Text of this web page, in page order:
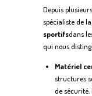
Depuis
spécialiste de la
sportifsdans
qui nous
Matériel
structures
de sécurité.